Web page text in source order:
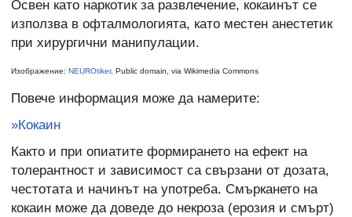
Освен като наркотик за развлечение, кокаинът се
използва в офталмологията, като местен анестетик
при хирургични манипулации.
Изображение: NEUROtiker, Public domain, via Wikimedia Commons
Повече информация може да намерите:
»Кокаин
Както и при опиатите формирането на ефект на
толерантност и зависимост са свързани от дозата,
честотата и начинът на употреба. Смъркането на
кокаин може да доведе до некроза (ерозия и смърт)